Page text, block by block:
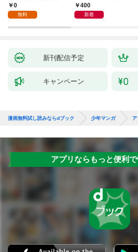
した(1)
0
無料
400
新着
新刊配信予定
キャンペーン
漫画無料試し読みならdブック 少年マンガ
アプリならもっと便利で